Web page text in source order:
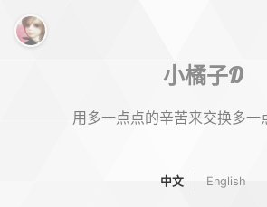
小橘子D
用多一点点的辛苦来交换多一
中文 English